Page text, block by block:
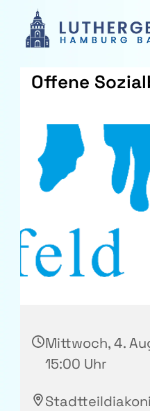
Offene
Mittwoch, 4.
15:00 Uhr